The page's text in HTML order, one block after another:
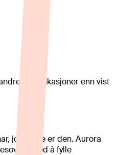
spesifikasjoner enn vist
jo høyere er den. Aurora
Ved å fylle